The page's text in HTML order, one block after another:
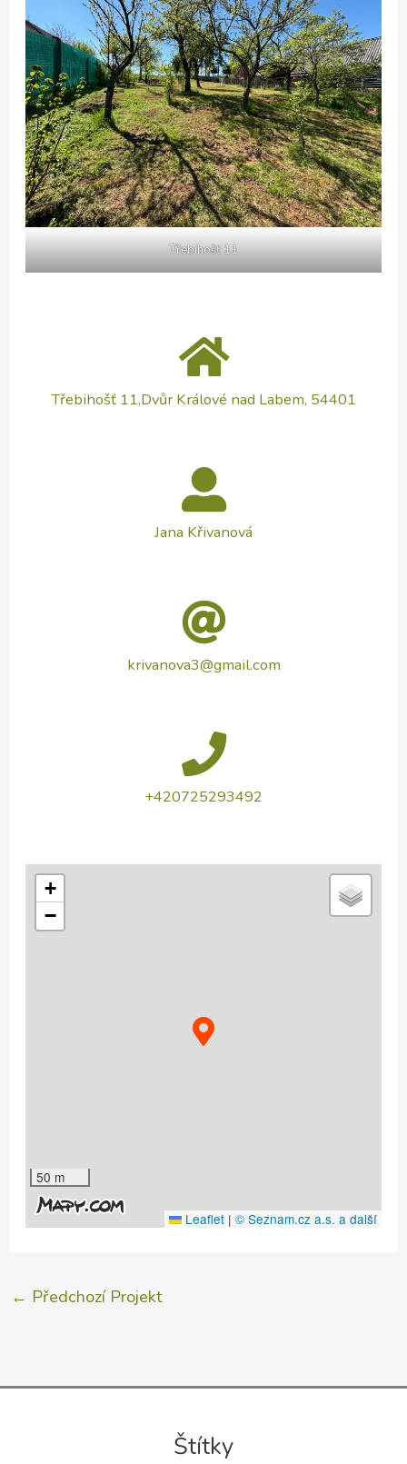
Třebihošť 11
Třebihošť 11,Dvůr Králové nad Labem, 54401
Jana Křivanová
krivanova3@gmail.com
+420725293492
+
−
50 m
Leaflet | © Seznam.cz a.s. a další
← Předchozí Projekt
Štítky